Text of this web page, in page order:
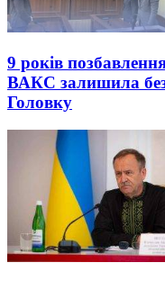
9 років
ВАКС залишила
Головку